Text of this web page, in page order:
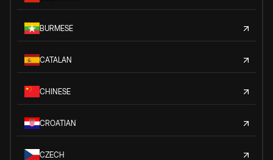
BURMESE
CATALAN
CHINESE
CROATIAN
CZECH